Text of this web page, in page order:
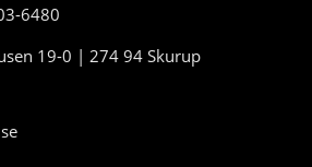
6480
19-0 | 274 94 Skurup